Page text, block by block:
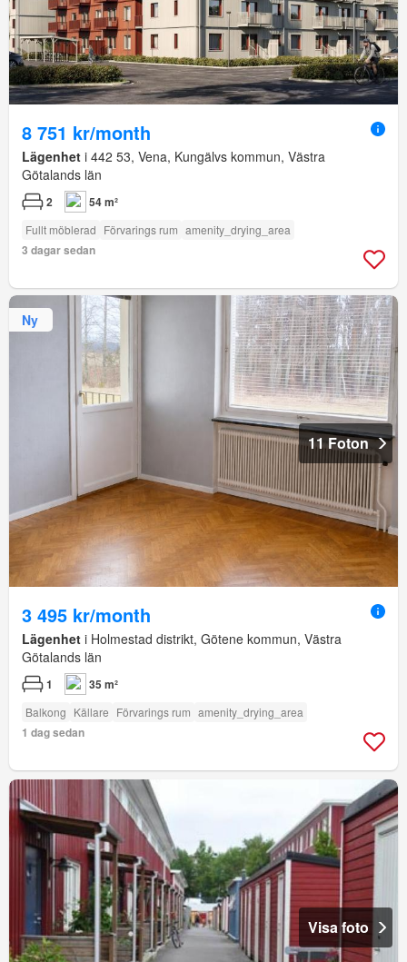
8 751 kr/month
Lägenhet i 442 53, Vena, Kungälvs kommun, Västra
Götalands län
2 54 m²
Fullt möblerad Förvarings rum amenity_drying_area
3 dagar sedan
Ny
11 Foton
3 495 kr/month
Lägenhet i Holmestad distrikt, Götene kommun, Västra
Götalands län
1 35 m²
Balkong Källare Förvarings rum amenity_drying_area
1 dag sedan
Visa foto